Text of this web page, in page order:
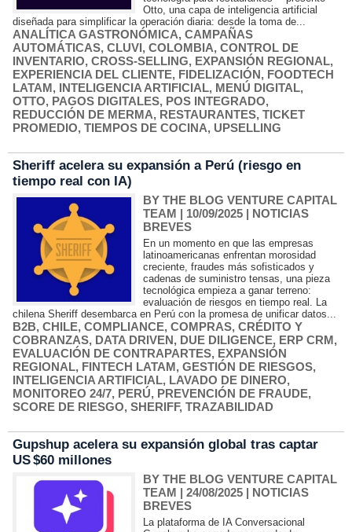
Otto, una capa de inteligencia artificial
diseñada para simplificar la operación diaria: desde la toma de...
ANALÍTICA GASTRONÓMICA, CAMPAÑAS
AUTOMÁTICAS, CLUVI, COLOMBIA, CONTROL DE
INVENTARIO, CROSS-SELLING, EXPANSIÓN REGIONAL,
EXPERIENCIA DEL CLIENTE, FIDELIZACIÓN, FOODTECH
LATAM, INTELIGENCIA ARTIFICIAL, MENÚ DIGITAL,
OTTO, PAGOS DIGITALES, POS INTEGRADO,
REDUCCIÓN DE MERMA, RESTAURANTES, TICKET
PROMEDIO, TIEMPOS DE COCINA, UPSELLING
Sheriff acelera su expansión a Perú (riesgo en
tiempo real con IA)
BY THE BLOG VENTURE CAPITAL
TEAM | 10/09/2025 | NOTICIAS
BREVES
En un momento en que las empresas
latinoamericanas enfrentan morosidad
creciente, fraudes más sofisticados y
cadenas de suministro tensas, una pieza
tecnológica empieza a ganar terreno:
evaluación de riesgos en tiempo real. La
chilena Sheriff desembarca en Perú con la promesa de unificar datos...
B2B, CHILE, COMPLIANCE, COMPRAS, CRÉDITO Y
COBRANZAS, DATA DRIVEN, DUE DILIGENCE, ERP CRM,
EVALUACIÓN DE CONTRAPARTES, EXPANSIÓN
REGIONAL, FINTECH LATAM, GESTIÓN DE RIESGOS,
INTELIGENCIA ARTIFICIAL, LAVADO DE DINERO,
MONITOREO 24/7, PERÚ, PREVENCIÓN DE FRAUDE,
SCORE DE RIESGO, SHERIFF, TRAZABILIDAD
Gupshup acelera su expansión global tras captar
US $60 millones
BY THE BLOG VENTURE CAPITAL
TEAM | 24/08/2025 | NOTICIAS
BREVES
La plataforma de IA Conversacional